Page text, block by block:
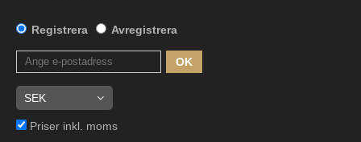
Registrera Avregistrera
OK
Priser inkl. moms